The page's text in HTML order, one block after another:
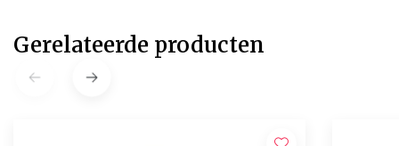
Gerelateerde producten